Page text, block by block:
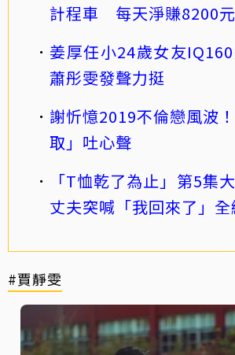
計程車 每天淨賺8200元
姜厚任小24歲女友IQ160
蕭彤雯發聲力挺
謝忻憶2019不倫戀風波
取」吐心聲
「T恤乾了為止」第5集
丈夫突喊「我回來了」
#賈靜雯